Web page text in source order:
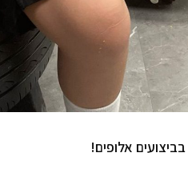
אלופים!